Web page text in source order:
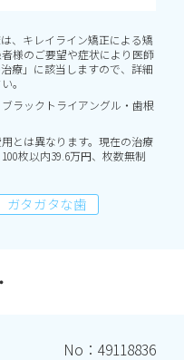
、キレイライン矯正による矯
様のご要望や症状により医師
療」に該当しますので、詳細
。
ラックトライアングル・歯根
とは異なります。現在の治療
枚以内39.6万円、枚数無制
ガタガタな歯
No：49118836